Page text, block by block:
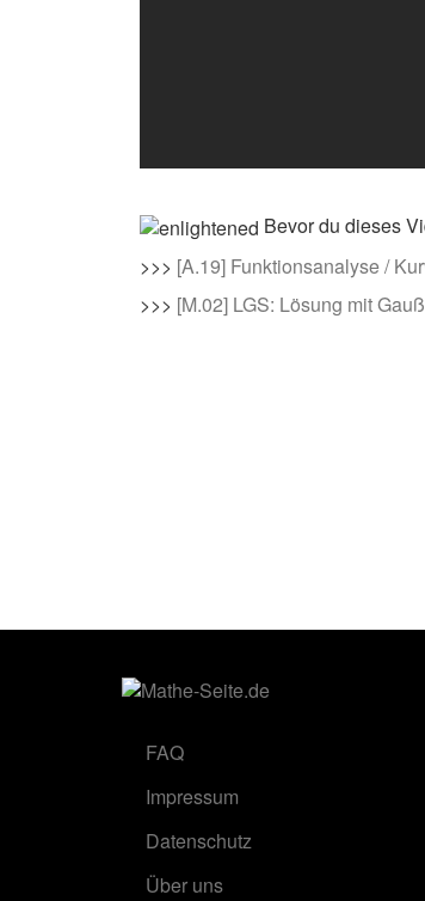
Bevor du dieses
>>> [A.19] Funktionsanalyse /
>>> [M.02] LGS: Lösung mit
FAQ
Impressum
Datenschutz
Über uns